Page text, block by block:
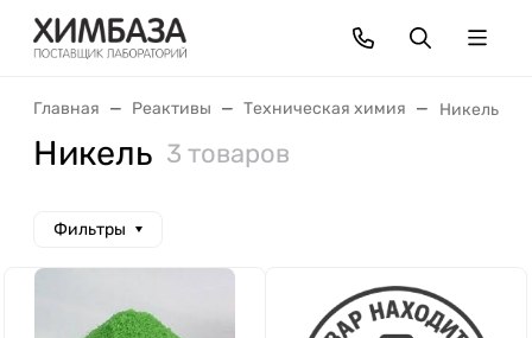
Главная Реактивы Техническая химия Никель
Никель 3 товаров
Фильтры